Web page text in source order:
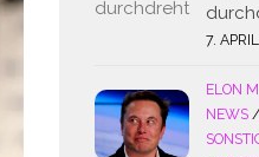
7.
ELON
NEWS /